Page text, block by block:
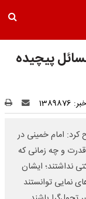
پیچیده
امام خمینی در
و چه زمانی که
نداشتند؛ ایشان
نمایی توانستند